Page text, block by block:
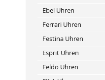
Ebel Uhren
Ferrari Uhren
Festina Uhren
Esprit Uhren
Feldo Uhren